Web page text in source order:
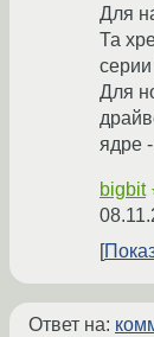
Для
Та
Для
ядре
bigbit
Ответ на: